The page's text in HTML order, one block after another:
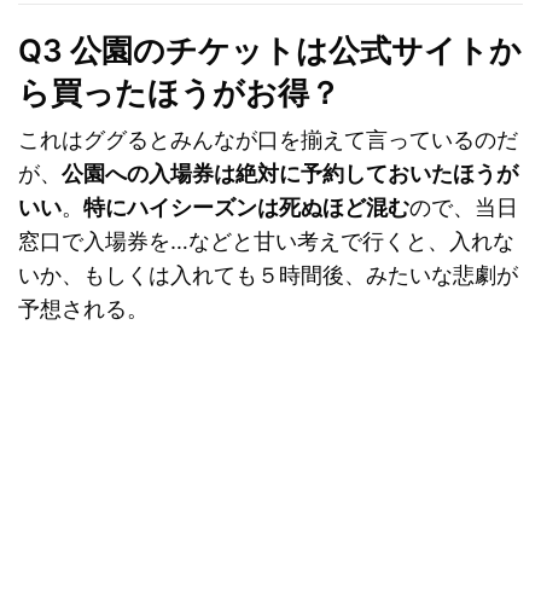
Q3 公園のチケットは公式サイトか
ら買ったほうがお得？
これはググるとみんなが口を揃えて言っているのだ
が、 公園への入場券は絶対に予約しておいたほうが
いい。 特にハイシーズンは死ぬほど混むので、当日
窓口で入場券を…などと甘い考えで行くと、入れな
いか、もしくは入れても５時間後、みたいな悲劇が
予想される。